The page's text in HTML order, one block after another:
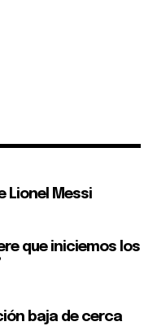
Lionel Messi
que iniciemos los
baja de cerca